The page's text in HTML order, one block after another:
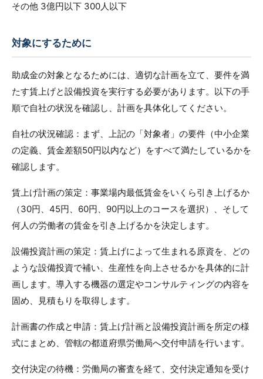
その他 3億円以下 300人以下
対象にするために
助成金の対象となるためには、適切な計画を立て、要件を満
たす賃上げと設備投資を実行する必要があります。以下の手
順で自社の状況を確認し、計画を具体化してください。
自社の状況確認：まず、上記の「対象者」の要件（中小企業
の定義、賃金差額50円以内など）をすべて満たしているかを
確認します。
賃上げ計画の策定：事業場内最低賃金をいくら引き上げるか
（30円、45円、60円、90円以上のコースを選択）、そして
何人の労働者の賃金を引き上げるかを決定します。
設備投資計画の策定：賃上げによって生まれる原資を、どの
ような設備投資で補い、生産性を向上させるかを具体的に計
画します。導入する機器の選定やコンサルティングの内容を
固め、見積もりを取得します。
計画書の作成と申請：賃上げ計画と設備投資計画を所定の様
式にまとめ、管轄の都道府県労働局へ交付申請を行います。
交付決定の待機：労働局の審査を経て、交付決定通知を受け